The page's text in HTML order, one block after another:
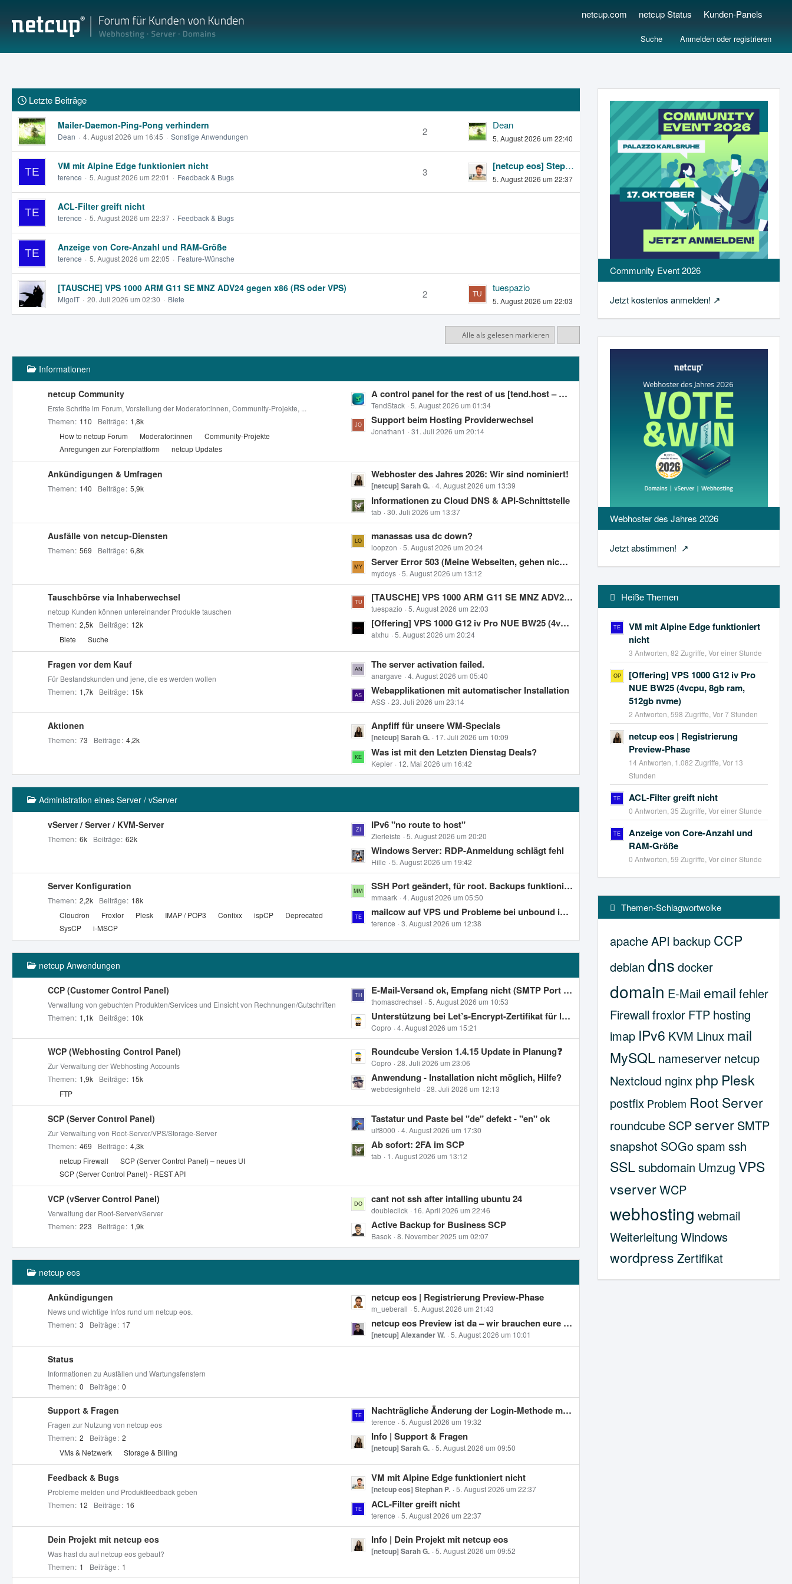
netcup.com netcup Status Kunden-Panels
Anmelden oder registrieren
Suche
Letzte Beiträge
Mailer-Daemon-Ping-Pong verhindern
Dean 4. August 2026 um 16:45 Sonstige Anwendungen 2
Dean
5. August 2026 um 22:40
VM mit Alpine Edge funktioniert nicht
terence 5. August 2026 um 22:01 Feedback & Bugs 3
[netcup eos] Stephan P.
5. August 2026 um 22:37
ACL-Filter greift nicht
terence 5. August 2026 um 22:37 Feedback & Bugs
Anzeige von Core-Anzahl und RAM-Größe
terence 5. August 2026 um 22:05 Feature-Wünsche
[TAUSCHE] VPS 1000 ARM G11 SE MNZ ADV24 gegen x86 (RS oder VPS)
MigoIT 20. Juli 2026 um 02:30 Biete 2
tuespazio
5. August 2026 um 22:03
Alle als gelesen markieren
Informationen
netcup Community
Erste Schritte im Forum, Vorstellung der Moderator:innen, Community-Projekte, ...
Themen
110 Beiträge 1,8k
L
e
t
z
e
B
e
i
t
r
ä
g
e
A control panel for the rest of us [tend.host – Das Open-Source-Control-Panel für App-Deployments, Backups & Server-Verwaltung]
TendStack 5. August 2026 um 01:34
Support beim Hosting Providerwechsel
Jonathan1 31. Juli 2026 um 20:14
t
e
r
r
e
n
How to netcup Forum Moderator:innen
Community-Projekte
Anregungen zur Forenplattform
netcup Updates
Ankündigungen & Umfragen
Themen 140 Beiträge 5,9k
L
e
t
z
t
e
B
e
i
g
Webhoster des Jahres 2026: Wir sind nominiert!
[netcup] Sarah G. 4. August 2026 um 13:39
Informationen zu Cloud DNS & API-Schnittstelle
tab 30. Juli 2026 um 13:37
Ausfälle von netcup-Diensten
Themen 569 Beiträge 6,8k
L
e
t
z
t
e
B
e
i
t
r
ä
g
e
manassas usa dc down?
loopzon 5. August 2026 um 20:24
Server Error 503 (Meine Webseiten, gehen nicht CCP ebenfalls nicht)
mydoys 5. August 2026 um 13:12
Tauschbörse via Inhaberwechsel
netcup Kunden können untereinander Produkte tauschen
Themen 2,5k Beiträge 12k
L
e
t
z
t
e
B
e
i
t
r
ä
g
e
[TAUSCHE] VPS 1000 ARM G11 SE MNZ ADV24 gegen x86 (RS oder VPS)
tuespazio 5. August 2026 um 22:03
[Offering] VPS 1000 G12 iv Pro NUE BW25 (4vcpu, 8gb ram, 512gb nvme)
alxhu 5. August 2026 um 20:24
n
t
e
r
o
r
e
Biete Suche
Fragen vor dem Kauf
Für Bestandskunden und jene, die es werden wollen
Themen
1,7k Beiträge 15k
L
e
t
z
t
e
B
e
i
e
The server activation failed.
anargave 4. August 2026 um 05:40
Webapplikationen mit automatischer Installation
ASS 23. Juli 2026 um 23:14
Aktionen
Themen 73 Beiträge 4,2k
L
e
t
z
t
e
e
r
e
Anpfiff für unsere WM-Specials
[netcup] Sarah G. 17. Juli 2026 um 10:09
Was ist mit den Letzten Dienstag Deals?
Kepler 12. Mai 2026 um 16:42
Administration eines Server / vServer
vServer / Server / KVM-Server
Themen 6k Beiträge 62k
L
e
t
z
t
e
B
e
i
t
r
g
e
IPv6 "no route to host"
Zierleiste 5. August 2026 um 20:20
Windows Server: RDP-Anmeldung schlägt fehl
Hille 5. August 2026 um 19:42
Server Konfiguration
Themen 2,2k Beiträge 18k
L
e
t
z
t
e
e
i
t
r
ä
g
e
SSH Port geändert, für root. Backups funktionieren nicht.
mmaark 4. August 2026 um 05:50
mailcow auf VPS und Probleme bei unbound im Zusammenhang mit mail.protection.outlook.com
terence 3. August 2026 um 12:38
t
e
r
f
o
r
e
Cloudron Froxlor Plesk IMAP / POP3 Confixx ispCP
Deprecated
SysCP
i-MSCP
netcup Anwendungen
CCP (Customer Control Panel)
Verwaltung von gebuchten Produkten/Services und Einsicht von Rechnungen/Gutschriften
Themen
1,1k Beiträge 10k
L
e
t
z
t
e
B
e
i
t
r
ä
g
e
E-Mail-Versand ok, Empfang nicht (SMTP Port 25 is closed)
thomasdrechsel 5. August 2026 um 10:53
Unterstützung bei Let’s-Encrypt-Zertifikat für ludivanta.de gesucht
Copro 4. August 2026 um 15:21
WCP (Webhosting Control Panel)
Zur Verwaltung der Webhosting Accounts
Themen
1,9k Beiträge 15k
L
e
t
z
t
e
B
e
i
g
Roundcube Version 1.4.15 Update in Planung❓
Copro 28. Juli 2026 um 23:06
Anwendung - Installation nicht möglich, Hilfe?
webdesignheld 28. Juli 2026 um 12:13
n
t
e
r
r
e
n
FTP
SCP (Server Control Panel)
Zur Verwaltung von Root-Server/VPS/Storage-Server
Themen 469 Beiträge 4,3k
L
e
t
z
e
B
e
i
t
r
ä
e
Tastatur und Paste bei "de" defekt - "en" ok
ulf8000 4. August 2026 um 17:30
Ab sofort: 2FA im SCP
tab 1. August 2026 um 13:12
t
e
r
f
r
e
n
netcup Firewall
SCP (Server Control Panel) – neues UI
SCP (Server Control Panel) - REST API
VCP (vServer Control Panel)
Verwaltung der Root-Server/vServer
Themen 223 Beiträge 1,9k
L
e
t
z
t
e
r
cant not ssh after intalling ubuntu 24
doubleclick 16. April 2026 um 22:46
Active Backup for Business SCP
Basok 8. November 2025 um 02:07
netcup eos
Ankündigungen
News und wichtige Infos rund um netcup eos.
Themen 3 Beiträge 17
L
e
t
z
t
i
t
r
ä
g
e
netcup eos | Registrierung Preview-Phase
m_ueberall 5. August 2026 um 21:43
netcup eos Preview ist da – wir brauchen eure Meinung
[netcup] Alexander W. 5. August 2026 um 10:01
Status
Informationen zu Ausfällen und Wartungsfenstern
Themen 0 Beiträge 0
Support & Fragen
Fragen zur Nutzung von netcup eos
Themen 2 Beiträge 2
L
e
t
z
t
e
B
e
i
t
r
ä
e
Nachträgliche Änderung der Login-Methode möglich?
terence 5. August 2026 um 19:32
Info | Support & Fragen
[netcup] Sarah G. 5. August 2026 um 09:50
n
t
e
r
o
r
e
n
VMs & Netzwerk Storage & Billing
Feedback & Bugs
Probleme melden und Produktfeedback geben
Themen
12 Beiträge 16
L
e
t
z
t
e
B
i
VM mit Alpine Edge funktioniert nicht
[netcup eos] Stephan P. 5. August 2026 um 22:37
ACL-Filter greift nicht
terence 5. August 2026 um 22:37
Dein Projekt mit netcup eos
Was hast du auf netcup eos gebaut?
Themen
1 Beiträge 1
L
e
z
Info | Dein Projekt mit netcup eos
[netcup] Sarah G. 5. August 2026 um 09:52
Community Event 2026
Jetzt kostenlos anmelden!
Webhoster des Jahres 2026
Jetzt abstimmen!
Heiße Themen
VM mit Alpine Edge funktioniert
nicht
3 Antworten, 82 Zugriffe, Vor einer Stunde
[Offering] VPS 1000 G12 iv Pro
NUE BW25 (4vcpu, 8gb ram,
512gb nvme)
2 Antworten, 598 Zugriffe, Vor 7 Stunden
netcup eos | Registrierung
Preview-Phase
14 Antworten, 1.082 Zugriffe, Vor 13
Stunden
ACL-Filter greift nicht
0 Antworten, 35 Zugriffe, Vor einer Stunde
Anzeige von Core-Anzahl und
RAM-Größe
0 Antworten, 59 Zugriffe, Vor einer Stunde
Themen-Schlagwortwolke
apacheAPI backup CCP
debian dns docker
domain E-Mail email fehler
Firewall froxlor FTP hosting
imap IPv6 KVM Linux mail
MySQL nameserver netcup
Nextcloud nginx php Plesk
postfix Problem Root Server
roundcube SCPserver SMTP
snapshot SOGospam ssh
SSLsubdomain Umzug VPS
vserverWCP
webhosting webmail
Weiterleitung Windows
wordpress Zertifikat